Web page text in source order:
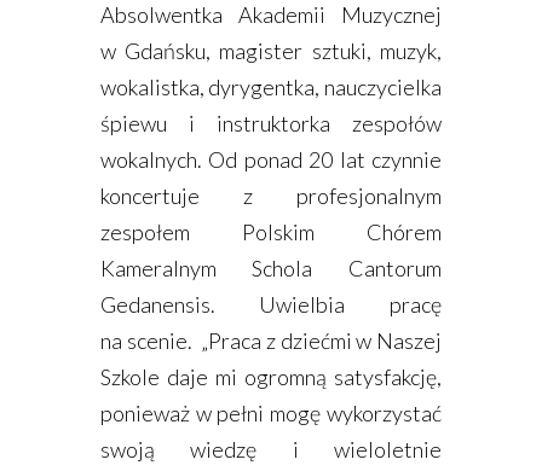
Absolwentka Akademii Muzycznej
w Gdańsku, magister sztuki, muzyk,
wokalistka, dyrygentka, nauczycielka
śpiewu i instruktorka zespołów
wokalnych. Od ponad 20 lat czynnie
koncertuje z profesjonalnym
zespołem Polskim Chórem
Kameralnym Schola Cantorum
Gedanensis. Uwielbia pracę
na scenie. „Praca z dziećmi w Naszej
Szkole daje mi ogromną satysfakcję,
ponieważ w pełni mogę wykorzystać
swoją wiedzę i wieloletnie